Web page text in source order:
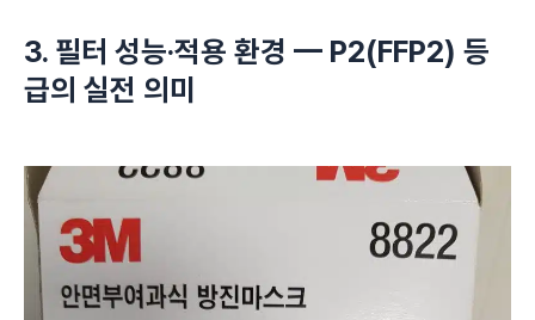
3. 필터 성능·적용 환경 — P2(FFP2) 등
급의 실전 의미